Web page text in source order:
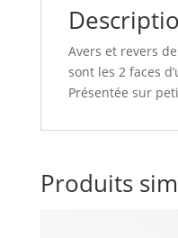
Avers et revers
sont les 2 faces
Présentée sur
Produits